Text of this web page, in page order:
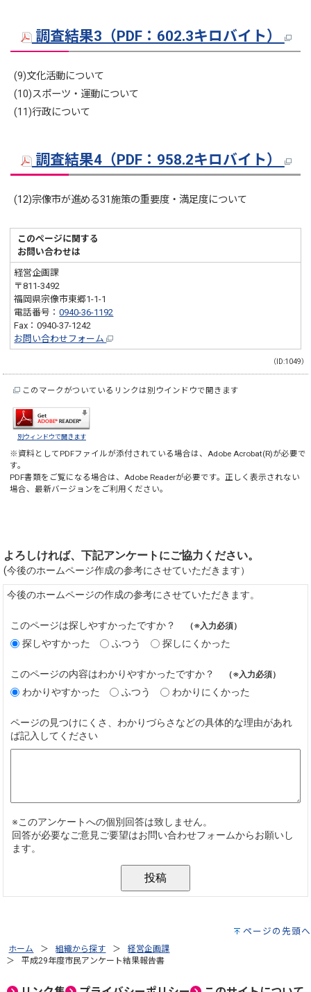
調査結果3（PDF：602.3キロバイト）
(9)文化活動について
(10)スポーツ・運動について
(11)行政について
調査結果4（PDF：958.2キロバイト）
(12)宗像市が進める31施策の重要度・満足度について
このページに関する
お問い合わせは
経営企画課
〒811-3492
福岡県宗像市東郷1-1-1
電話番号：0940-36-1192
Fax：0940-37-1242
お問い合わせフォーム
（ID:1049）
このマークがついているリンクは別ウインドウで開きます
別ウィンドウで開きます
※資料としてPDFファイルが添付されている場合は、 Adobe Acrobat(R)が必要で
す。
PDF書類をご覧になる場合は、 Adobe Readerが必要です。正しく表示されない
場合、最新バージョンをご利用ください。
ページの先頭へ
ホーム 組織から探す
経営企画課
平成29年度市民アンケート結果報告書